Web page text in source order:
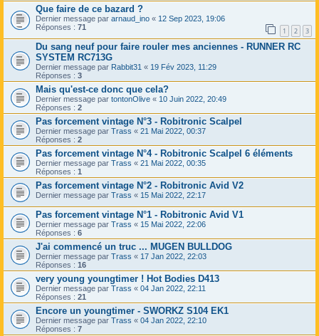
Que faire de ce bazard ?
Dernier message par arnaud_ino « 12 Sep 2023, 19:06
Réponses : 71 1 2 3
Du sang neuf pour faire rouler mes anciennes - RUNNER RC
SYSTEM RC713G
Dernier message par Rabbit31 « 19 Fév 2023, 11:29
Réponses : 3
Mais qu'est-ce donc que cela?
Dernier message par tontonOlive « 10 Juin 2022, 20:49
Réponses : 2
Pas forcement vintage N°3 - Robitronic Scalpel
Dernier message par Trass « 21 Mai 2022, 00:37
Réponses : 2
Pas forcement vintage N°4 - Robitronic Scalpel 6 éléments
Dernier message par Trass « 21 Mai 2022, 00:35
Réponses : 1
Pas forcement vintage N°2 - Robitronic Avid V2
Dernier message par Trass « 15 Mai 2022, 22:17
Pas forcement vintage N°1 - Robitronic Avid V1
Dernier message par Trass « 15 Mai 2022, 22:06
Réponses : 6
J'ai commencé un truc ... MUGEN BULLDOG
Dernier message par Trass « 17 Jan 2022, 22:03
Réponses : 16
very young youngtimer ! Hot Bodies D413
Dernier message par Trass « 04 Jan 2022, 22:11
Réponses : 21
Encore un youngtimer - SWORKZ S104 EK1
Dernier message par Trass « 04 Jan 2022, 22:10
Réponses : 7